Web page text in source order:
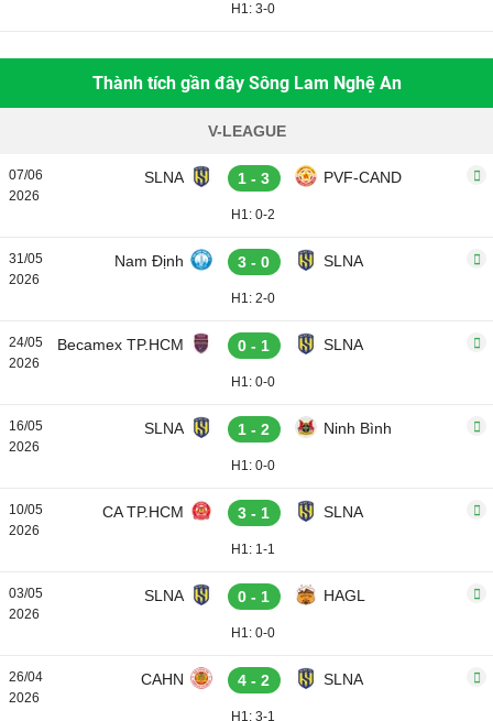
H1: 3-0
Thành tích gần đây Sông Lam Nghệ An
V-LEAGUE
07/06
2026
SLNA 1 - 3 PVF-CAND
H1: 0-2
31/05
2026
Nam Định 3 - 0 SLNA
H1: 2-0
24/05
2026
Becamex TP.HCM 0 - 1 SLNA
H1: 0-0
16/05
2026
SLNA 1 - 2 Ninh Bình
H1: 0-0
10/05
2026
CA TP.HCM 3 - 1 SLNA
H1: 1-1
03/05
2026
SLNA 0 - 1 HAGL
H1: 0-0
26/04
2026
CAHN 4 - 2 SLNA
H1: 3-1